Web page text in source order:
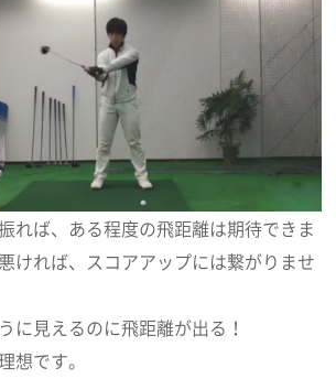
れば、ある程度の飛距離は期待できま
ければ、スコアアップには繋がりませ
に見えるのに飛距離が出る！
想です。